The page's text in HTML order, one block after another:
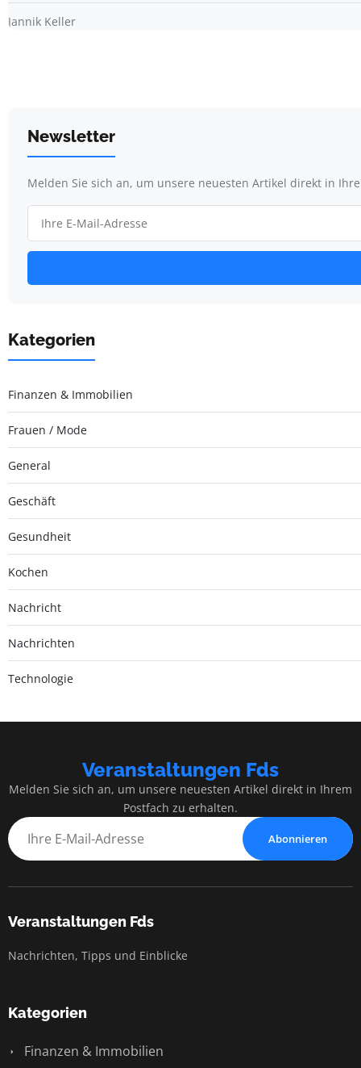
Jannik Keller
Newsletter
Melden Sie sich an, um unsere neuesten Artikel direkt in
Kategorien
Finanzen & Immobilien
Frauen / Mode
General
Geschäft
Gesundheit
Kochen
Nachricht
Nachrichten
Technologie
Veranstaltungen Fds
Melden Sie sich an, um unsere neuesten Artikel direkt in Ihrem
Postfach zu erhalten.
Abonnieren
Veranstaltungen Fds
Nachrichten, Tipps und Einblicke
Kategorien
Finanzen & Immobilien